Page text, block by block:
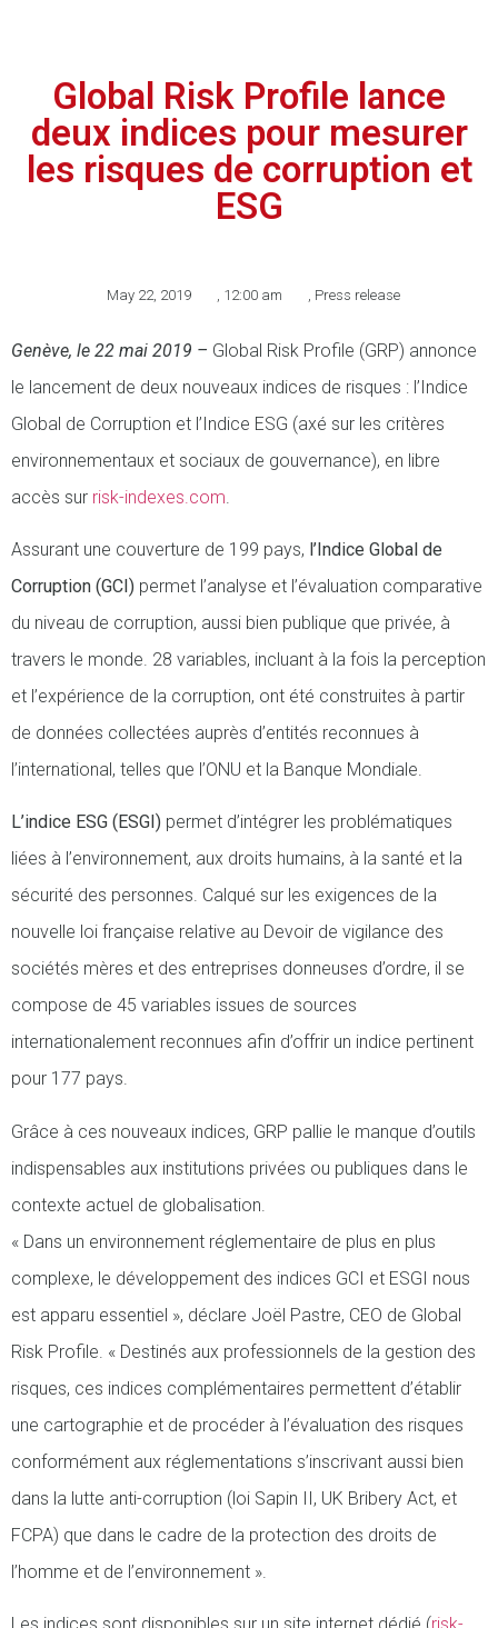
Global Risk Profile lance
deux indices pour mesurer
les risques de corruption et
ESG
May 22, 2019 12:00 am Press release
Genève, le 22 mai 2019 – Global Risk Profile (GRP) annonce
le lancement de deux nouveaux indices de risques : l’Indice
Global de Corruption et l’Indice ESG (axé sur les critères
environnementaux et sociaux de gouvernance), en libre
accès sur risk-indexes.com
Assurant une couverture de 199 pays, l’Indice Global de
Corruption (GCI) permet l’analyse et l’évaluation comparative
du niveau de corruption, aussi bien publique que privée, à
travers le monde. 28 variables, incluant à la fois la perception
et l’expérience de la corruption, ont été construites à partir
de données collectées auprès d’entités reconnues à
l’international, telles que l’ONU et la Banque Mondiale.
L’indice ESG (ESGI) permet d’intégrer les problématiques
liées à l’environnement, aux droits humains, à la santé et la
sécurité des personnes. Calqué sur les exigences de la
nouvelle loi française relative au Devoir de vigilance des
sociétés mères et des entreprises donneuses d’ordre, il se
compose de 45 variables issues de sources
internationalement reconnues afin d’offrir un indice pertinent
pour 177 pays.
Grâce à ces nouveaux indices, GRP pallie le manque d’outils
indispensables aux institutions privées ou publiques dans le
contexte actuel de globalisation.
« Dans un environnement réglementaire de plus en plus
complexe, le développement des indices GCI et ESGI nous
est apparu essentiel », déclare Joël Pastre, CEO de Global
Risk Profile. « Destinés aux professionnels de la gestion des
risques, ces indices complémentaires permettent d’établir
une cartographie et de procéder à l’évaluation des risques
conformément aux réglementations s’inscrivant aussi bien
dans la lutte anti-corruption (loi Sapin II, UK Bribery Act, et
FCPA) que dans le cadre de la protection des droits de
l’homme et de l’environnement ».